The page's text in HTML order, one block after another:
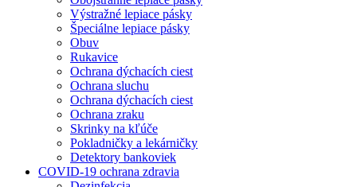
Výstražné lepiace pásky
Špeciálne lepiace pásky
Obuv
Rukavice
Ochrana dýchacích ciest
Ochrana sluchu
Ochrana dýchacích ciest
Ochrana zraku
Skrinky na kľúče
Pokladničky a lekárničky
Detektory bankoviek
COVID-19 ochrana zdravia